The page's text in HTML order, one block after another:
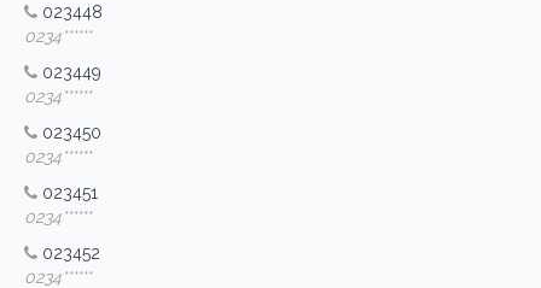
023448
0234******
023449
0234******
023450
0234******
023451
0234******
023452
0234******